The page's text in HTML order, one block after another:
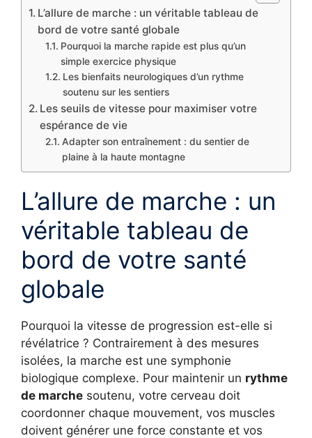
L’allure de marche : un véritable tableau de
bord de votre santé globale
Pourquoi la marche rapide est plus qu’un
simple exercice physique
Les bienfaits neurologiques d’un rythme
soutenu sur les sentiers
Les seuils de vitesse pour maximiser votre
espérance de vie
Adapter son entraînement : du sentier de
plaine à la haute montagne
L’allure de marche : un
véritable tableau de
bord de votre santé
globale
Pourquoi la vitesse de progression est-elle si
révélatrice ? Contrairement à des mesures
isolées, la marche est une symphonie
biologique complexe. Pour maintenir un rythme
de marche soutenu, votre cerveau doit
coordonner chaque mouvement, vos muscles
doivent générer une force constante et vos